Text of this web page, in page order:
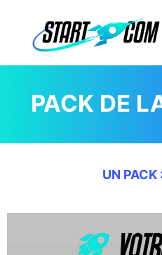
PACK DE
UN